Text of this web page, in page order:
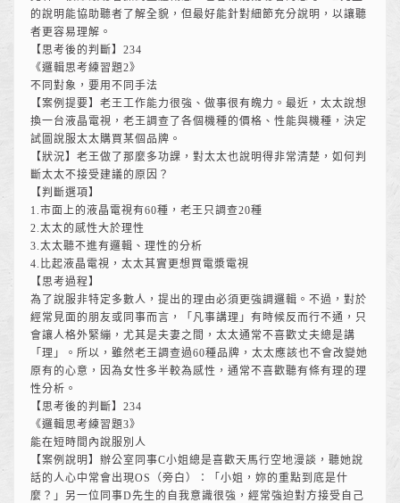
的說明能協助聽者了解全貌，但最好能針對細節充分說明，以讓聽
者更容易理解。
【思考後的判斷】234
《邏輯思考練習題2》
不同對象，要用不同手法
【案例提要】老王工作能力很強、做事很有魄力。最近，太太說想
換一台液晶電視，老王調查了各個機種的價格、性能與機種，決定
試圖說服太太購買某個品牌。
【狀況】老王做了那麼多功課，對太太也說明得非常清楚，如何判
斷太太不接受建議的原因？
【判斷選項】
1.市面上的液晶電視有60種，老王只調查20種
2.太太的感性大於理性
3.太太聽不進有邏輯、理性的分析
4.比起液晶電視，太太其實更想買電漿電視
【思考過程】
為了說服非特定多數人，提出的理由必須更強調邏輯。不過，對於
經常見面的朋友或同事而言，「凡事講理」有時候反而行不通，只
會讓人格外緊繃，尤其是夫妻之間，太太通常不喜歡丈夫總是講
「理」。所以，雖然老王調查過60種品牌，太太應該也不會改變她
原有的心意，因為女性多半較為感性，通常不喜歡聽有條有理的理
性分析。
【思考後的判斷】234
《邏輯思考練習題3》
能在短時間內說服別人
【案例說明】辦公室同事C小姐總是喜歡天馬行空地漫談，聽她說
話的人心中常會出現OS（旁白）：「小姐，妳的重點到底是什
麼？」另一位同事D先生的自我意識很強，經常強迫對方接受自己